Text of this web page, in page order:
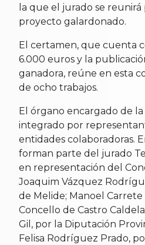
la que el jurado se reunirá
proyecto galardonado.
El certamen, que cuenta
6.000 euros y la
ganadora, reúne en esta
de ocho trabajos.
El órgano encargado de
integrado por
entidades colaboradoras.
forman parte del jurado
en representación del
Joaquim Vázquez
de Melide; Manoel Carrete
Concello de Castro
Gil, por la Diputación
Felisa Rodríguez Prado,